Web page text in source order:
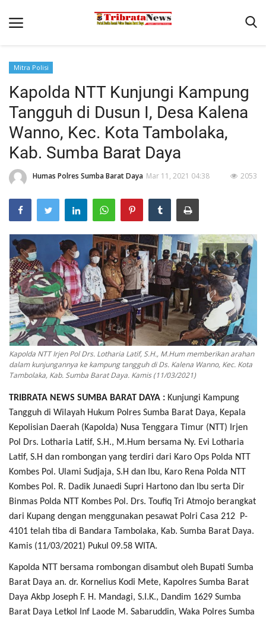
Beranda
Binkam
Terms & Conditions
Reskrim
Polisi Kita
Lantas
Mitra Polisi
Satwil
Mitra Polisi
Kapolda NTT Kunjungi Kampung
Tangguh di Dusun I, Desa Kalena
Wanno, Kec. Kota Tambolaka,
Kab. Sumba Barat Daya
Humas Polres Sumba Barat Daya Mar 11, 2021 04:38 2053
Kapolda NTT Irjen Pol Drs. Lotharia Latif, S.H., M.Hum memberikan arahan
dalam kunjungannya ke kampung tangguh di Ds. Kalena Wanno, Kec. Kota
Tambolaka, Kab. Sumba Barat Daya. Kamis (11/03/2021)
TRIBRATA NEWS SUMBA BARAT DAYA : Kunjungi Kampung
Tangguh di Wilayah Hukum Polres Sumba Barat Daya, Kepala
Kepolisian Daerah (Kapolda) Nusa Tenggara Timur (NTT) Irjen
Pol
Drs. Lotharia Latif, S.H., M.Hum bersama Ny. Evi Lotharia
Latif, S.H dan rombongan yang terdiri dari Karo Ops Polda NTT
Kombes Pol. Ulami Sudjaja, S.H dan Ibu, Karo Rena Polda NTT
Kombes Pol. R. Dadik Junaedi Supri Hartono dan Ibu serta Dir
Binmas Polda NTT Kombes Pol. Drs. Toufiq Tri Atmojo berangkat
dari Kupang dengan menggunakan pesawat Polri Casa 212 P-
4101 telah tiba di Bandara Tambolaka, Kab. Sumba Barat Daya.
Kamis (11/03/2021) Pukul 09.58 WITA.
Kapolda NTT bersama rombongan disambut oleh Bupati Sumba
Barat Daya an. dr. Kornelius Kodi Mete, Kapolres Sumba Barat
Daya Akbp Joseph F. H. Mandagi, S.I.K., Dandim 1629 Sumba
Barat Daya Letkol Inf Laode M. Sabaruddin, Waka Polres Sumba